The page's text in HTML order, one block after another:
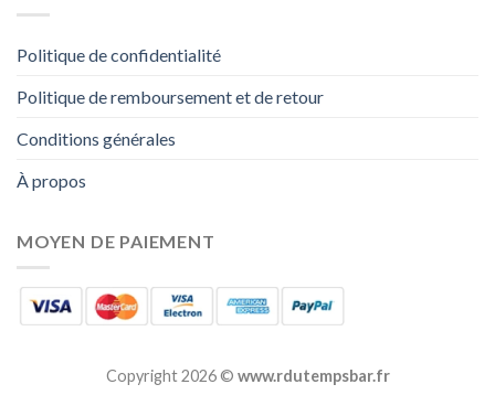
Politique de confidentialité
Politique de remboursement et de retour
Conditions générales
À propos
MOYEN DE PAIEMENT
Copyright 2026 © www.rdutempsbar.fr